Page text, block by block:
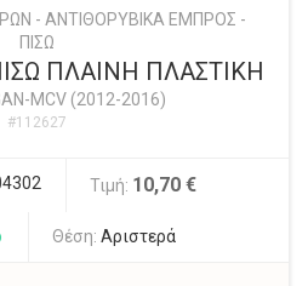
- ΑΝΤΙΘΟΡΥΒΙΚΑ ΕΜΠΡΟΣ -
ΠΙΣΩ
ΠΛΑΙΝΗ ΠΛΑΣΤΙΚΗ
MCV (2012-2016)
#112627
Τιμή: 10,70 €
Θέση: Αριστερά